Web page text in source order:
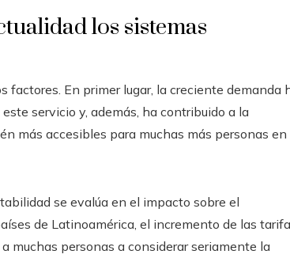
los sistemas
factores. En primer lugar, la creciente demanda
servicio y, además, ha contribuido a la
más accesibles para muchas más personas en
se evalúa en el impacto sobre el
de Latinoamérica, el incremento de las
muchas personas a considerar seriamente la